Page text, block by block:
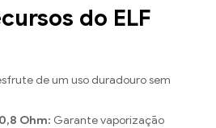
do ELF
de um uso duradouro sem
Ohm: Garante vaporização